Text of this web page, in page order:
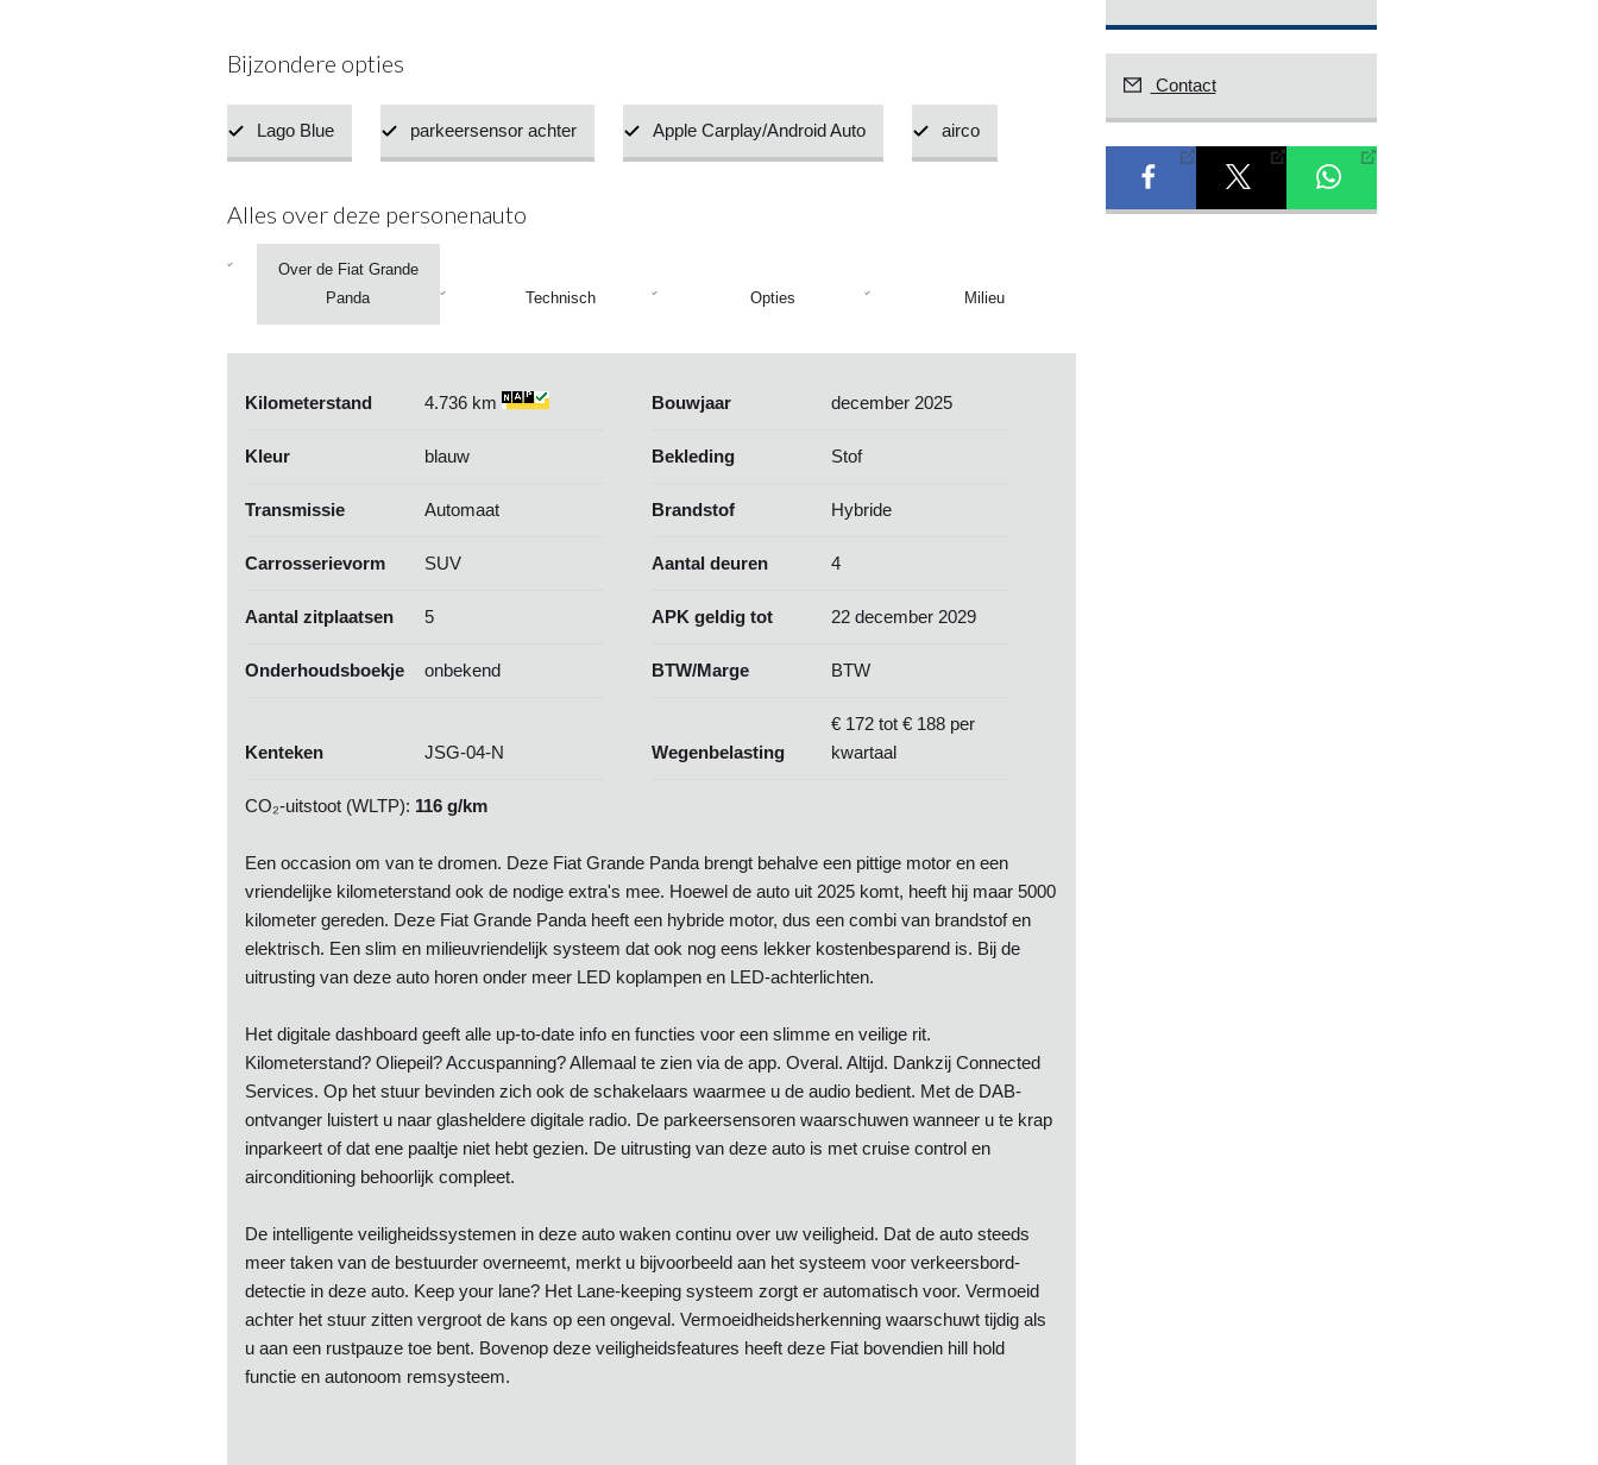
Bijzondere opties
Lago Blue parkeersensor achter Apple Carplay/Android Auto airco
Alles over deze personenauto
Over de Fiat Grande
Panda
Technisch Opties Milieu
Kilometerstand 4.736 km Bouwjaar december 2025
Kleur blauw Bekleding Stof
Transmissie Automaat Brandstof Hybride
Carrosserievorm SUV Aantal deuren 4
Aantal zitplaatsen 5 APK geldig tot 22 december 2029
Onderhoudsboekje onbekend BTW/Marge BTW
Kenteken JSG-04-N Wegenbelasting
€ 172 tot € 188 per
kwartaal
CO₂-uitstoot (WLTP): 116 g/km
Een occasion om van te dromen. Deze Fiat Grande Panda brengt behalve een pittige motor en een
vriendelijke kilometerstand ook de nodige extra's mee. Hoewel de auto uit 2025 komt, heeft hij maar 5000
kilometer gereden. Deze Fiat Grande Panda heeft een hybride motor, dus een combi van brandstof en
elektrisch. Een slim en milieuvriendelijk systeem dat ook nog eens lekker kostenbesparend is. Bij de
uitrusting van deze auto horen onder meer LED koplampen en LED-achterlichten.
Het digitale dashboard geeft alle up-to-date info en functies voor een slimme en veilige rit.
Kilometerstand? Oliepeil? Accuspanning? Allemaal te zien via de app. Overal. Altijd. Dankzij Connected
Services. Op het stuur bevinden zich ook de schakelaars waarmee u de audio bedient. Met de DAB-
ontvanger luistert u naar glasheldere digitale radio. De parkeersensoren waarschuwen wanneer u te krap
inparkeert of dat ene paaltje niet hebt gezien. De uitrusting van deze auto is met cruise control en
airconditioning behoorlijk compleet.
De intelligente veiligheidssystemen in deze auto waken continu over uw veiligheid. Dat de auto steeds
meer taken van de bestuurder overneemt, merkt u bijvoorbeeld aan het systeem voor verkeersbord-
detectie in deze auto. Keep your lane? Het Lane-keeping systeem zorgt er automatisch voor. Vermoeid
achter het stuur zitten vergroot de kans op een ongeval. Vermoeidheidsherkenning waarschuwt tijdig als
u aan een rustpauze toe bent. Bovenop deze veiligheidsfeatures heeft deze Fiat bovendien hill hold
functie en autonoom remsysteem.
Contact